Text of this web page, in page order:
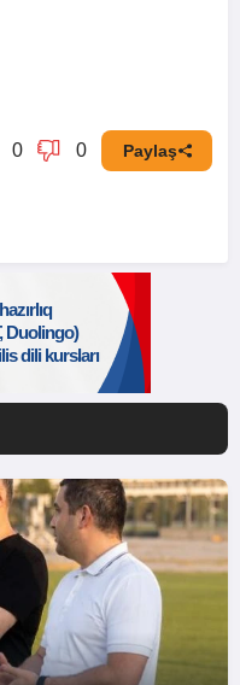
0 0 Paylaş